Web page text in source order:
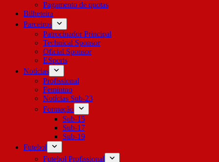
Pagamento de quotas
Bilheteira
Parceiros
Patrocinador Principal
Technical Sponsor
Oficial Sponsor
ESports
Notícias
Profissional
Feminino
Notícias Sub-23
Formação
Sub-15
Sub-17
Sub-19
Futebol
Futebol Profissional